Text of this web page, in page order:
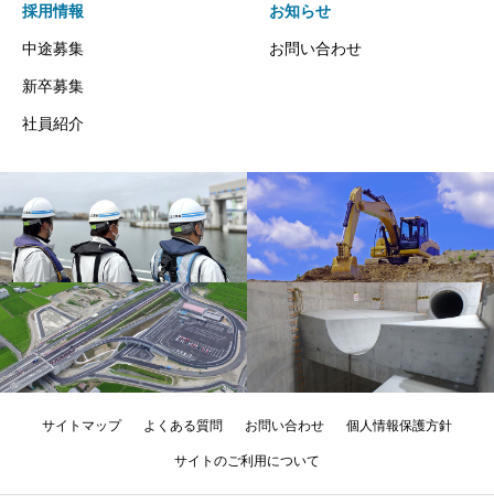
採用情報
中途募集
新卒募集
社員紹介
お知らせ
お問い合わせ
サイトマップ よくある質問 お問い合わせ 個人情報保護方針
サイトのご利用について